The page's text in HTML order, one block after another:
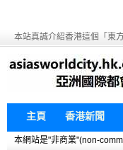
本站真誠介紹香港這個「東
主頁 香港新聞
本網站是"非商業"(non-